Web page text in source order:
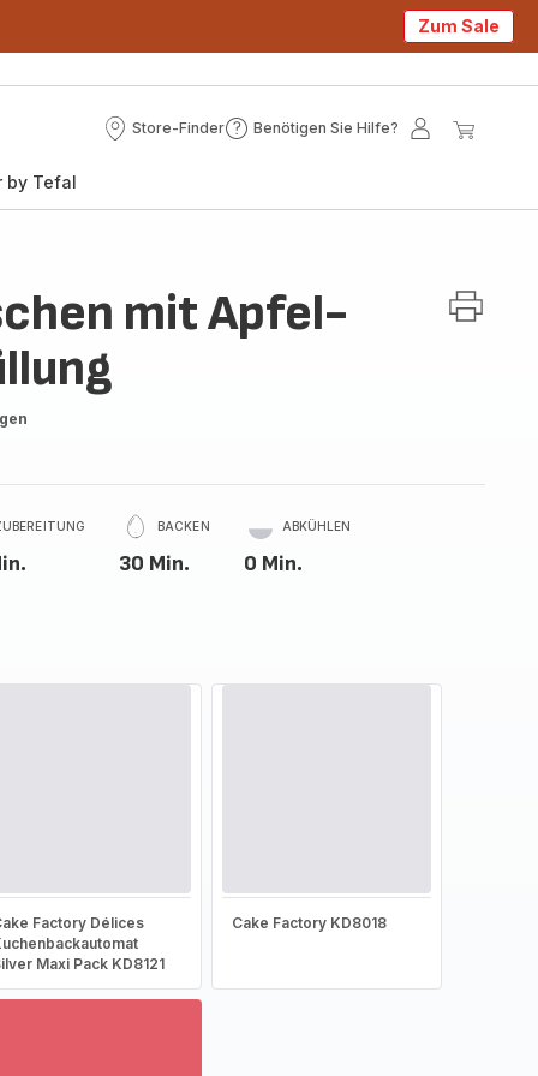
Zum Sale
Store-Finder
Store-
Benötigen Sie Hilfe?
Benötigen
Mein
by Tefal
mit Apfel-
BACKEN
30 Min.
ABKÜHLEN
0 Min.
Factory Délices
Maxi Pack KD8121
Cake Factory KD8018